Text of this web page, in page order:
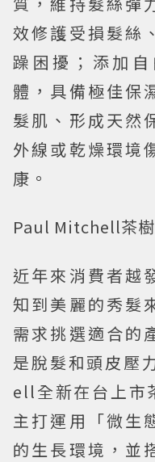
效修護受損髮絲
躁困擾；添加
體，具備極佳保
髮肌、形成天然
外線或乾燥環境
康。
Paul Mitchell茶
近年來消費者越
知到美麗的秀髮
需求挑選適合的
是脫髮和頭皮壓
ell全新在台上市
主打運用「微生
的生長環境，並